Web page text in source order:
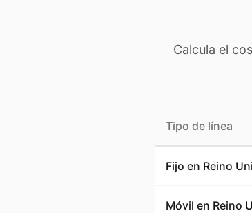
Calcula el
Tipo de línea
Fijo en Reino
Móvil en Reino